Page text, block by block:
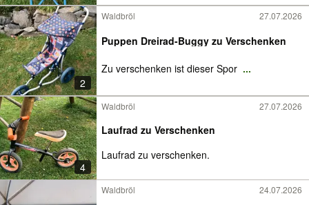
2
Waldbröl 27.07.2026
Puppen Dreirad-Buggy zu Verschenken
Zu verschenken ist dieser Spor ...
4
Waldbröl 27.07.2026
Laufrad zu Verschenken
Laufrad zu verschenken.
Waldbröl 24.07.2026